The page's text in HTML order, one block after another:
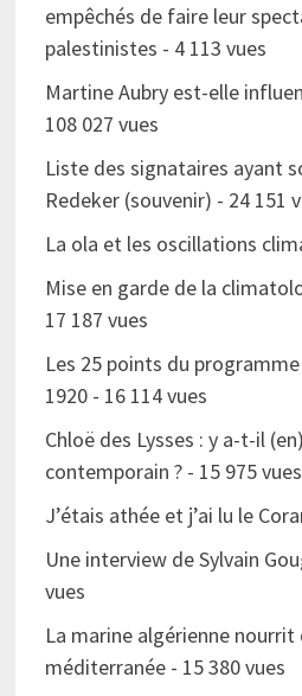
empêchés de faire leur
palestinistes - 4 113 vues
Martine Aubry est-elle
108 027 vues
Liste des signataires ayant
Redeker (souvenir) - 24 151
La ola et les oscillations
Mise en garde de la
17 187 vues
Les 25 points du
1920- 16 114 vues
Chloë des Lysses : y a-t-il
contemporain ?- 15 975 vues
J’étais athée et j’ai lu le
Une interview de Sylvain
vues
La marine algérienne nourrit
méditerranée- 15 380 vues